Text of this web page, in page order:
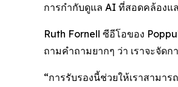
การกำกับดูแล AI ที่สอดคล้องแ
Ruth Fornell ซีอีโอของ
ถามคำถามยากๆ ว่า เราจะจัด
“การรับรองนี้ช่วยให้เราสามา